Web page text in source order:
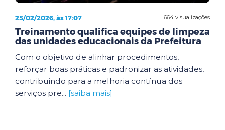
664 visualizações
25/02/2026, às 17:07
Treinamento qualifica equipes de limpeza
das unidades educacionais da Prefeitura
Com o objetivo de alinhar procedimentos,
reforçar boas práticas e padronizar as atividades,
contribuindo para a melhoria contínua dos
serviços pre... [saiba mais]